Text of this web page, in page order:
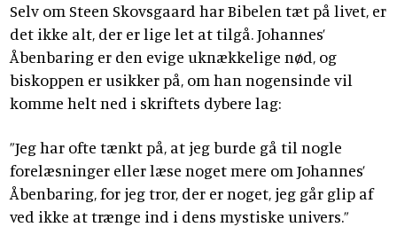
Selv om Steen Skovsgaard har Bibelen tæt på livet, er
det ikke alt, der er lige let at tilgå. Johannes’
Åbenbaring er den evige uknækkelige nød, og
biskoppen er usikker på, om han nogensinde vil
komme helt ned i skriftets dybere lag:
”Jeg har ofte tænkt på, at jeg burde gå til nogle
forelæsninger eller læse noget mere om Johannes’
Åbenbaring, for jeg tror, der er noget, jeg går glip af
ved ikke at trænge ind i dens mystiske univers.”